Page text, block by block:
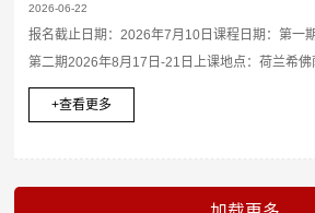
2026-06-22
报名截止日期：2026年7月10日课程日期：第一
第二期2026年8月17日-21日上课地点：荷兰希佛
+查看更多